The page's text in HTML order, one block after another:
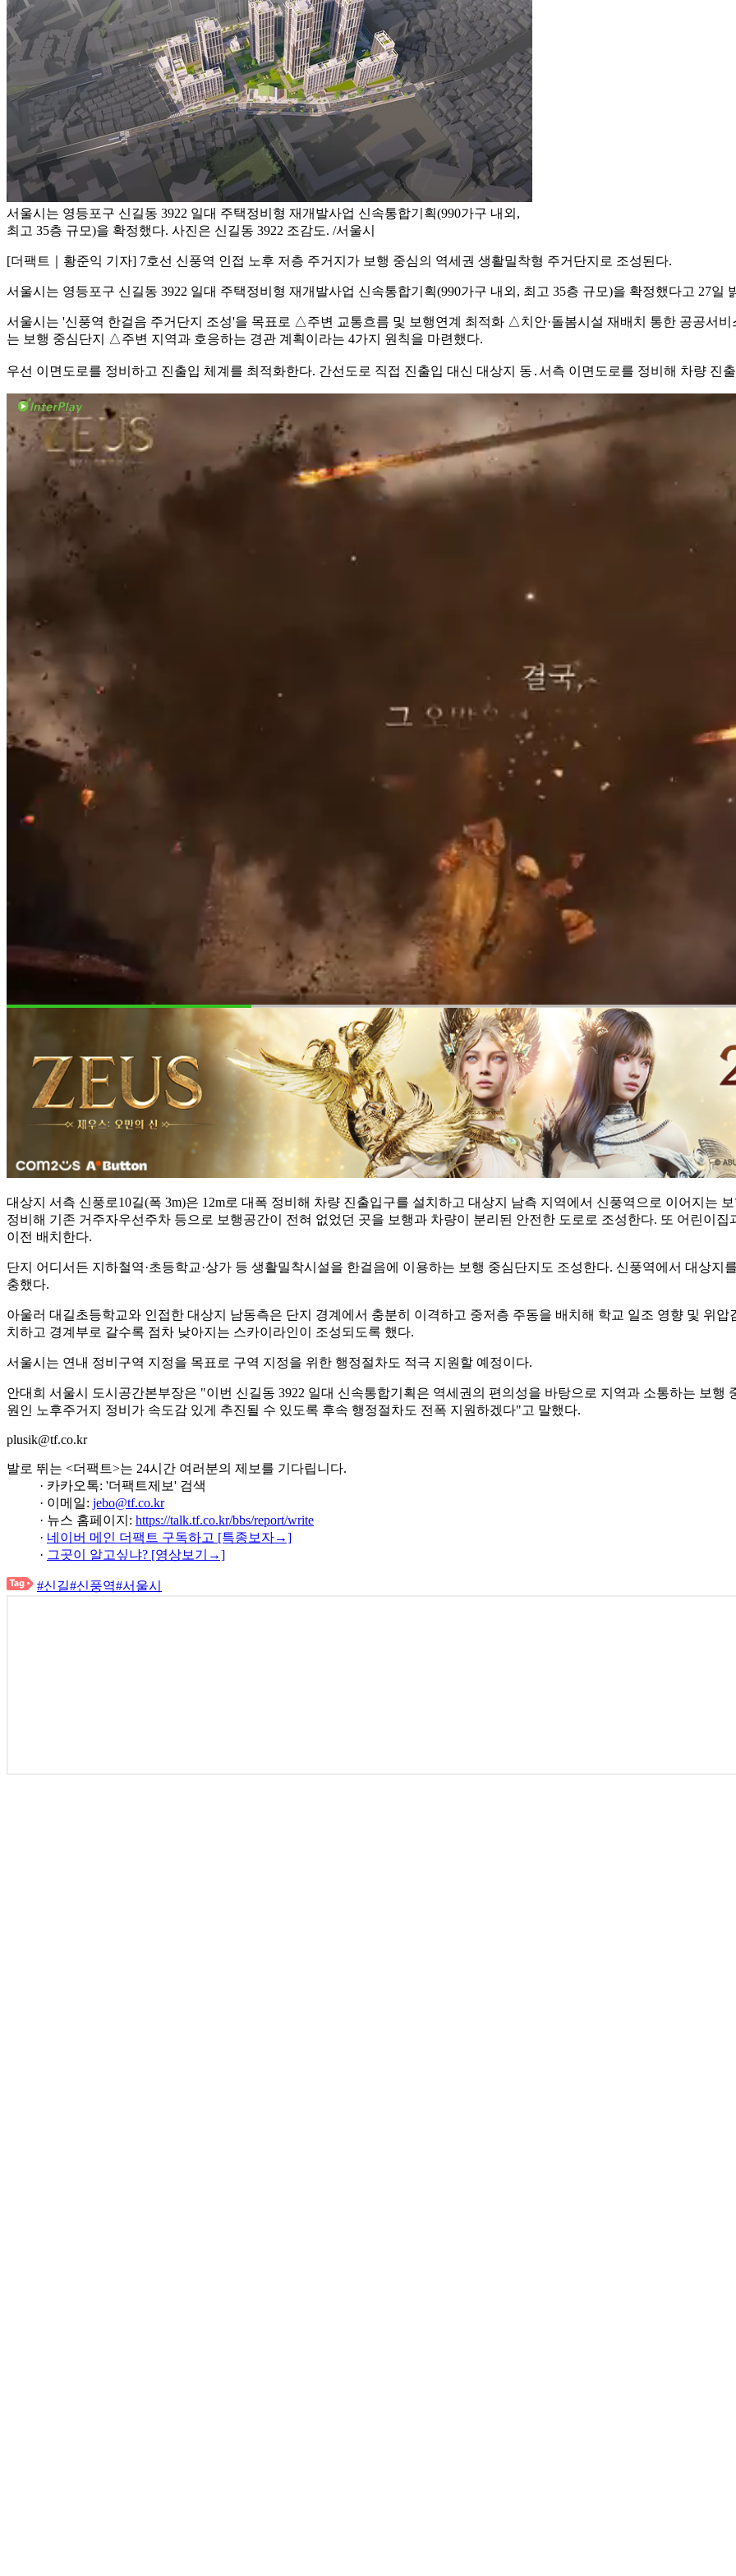
서울시는 영등포구 신길동 3922 일대 주택정비형 재개발사업 신속통합기획(990가구 내외,
최고 35층 규모)을 확정했다. 사진은 신길동 3922 조감도. /서울시
[더팩트｜황준익 기자] 7호선 신풍역 인접 노후 저층 주거지가 보행 중심의 역세권 생활밀착형 주거단지로 조성된다.
서울시는 영등포구 신길동 3922 일대 주택정비형 재개발사업 신속통합기획(990가구 내외, 최고 35층 규모)을 확정했다고 27일
서울시는 '신풍역 한걸음 주거단지 조성'을 목표로 △주변 교통흐름 및 보행연계 최적화 △치안·돌봄시설 재배치 통한 공공서
는 보행 중심단지 △주변 지역과 호응하는 경관 계획이라는 4가지 원칙을 마련했다.
우선 이면도로를 정비하고 진출입 체계를 최적화한다. 간선도로 직접 진출입 대신 대상지 동․서측 이면도로를 정비해 차량 진
대상지 서측 신풍로10길(폭 3m)은 12m로 대폭 정비해 차량 진출입구를 설치하고 대상지 남측 지역에서 신풍역으로 이어지는
정비해 기존 거주자우선주차 등으로 보행공간이 전혀 없었던 곳을 보행과 차량이 분리된 안전한 도로로 조성한다. 또 어린이
이전 배치한다.
단지 어디서든 지하철역·초등학교·상가 등 생활밀착시설을 한걸음에 이용하는 보행 중심단지도 조성한다. 신풍역에서 대상
충했다.
아울러 대길초등학교와 인접한 대상지 남동측은 단지 경계에서 충분히 이격하고 중저층 주동을 배치해 학교 일조 영향 및 위
치하고 경계부로 갈수록 점차 낮아지는 스카이라인이 조성되도록 했다.
서울시는 연내 정비구역 지정을 목표로 구역 지정을 위한 행정절차도 적극 지원할 예정이다.
안대희 서울시 도시공간본부장은 "이번 신길동 3922 일대 신속통합기획은 역세권의 편의성을 바탕으로 지역과 소통하는 보
원인 노후주거지 정비가 속도감 있게 추진될 수 있도록 후속 행정절차도 전폭 지원하겠다"고 말했다.
plusik@tf.co.kr
발로 뛰는 <더팩트>는 24시간 여러분의 제보를 기다립니다.
· 카카오톡: '더팩트제보' 검색
· 이메일: jebo@tf.co.kr
· 뉴스 홈페이지: https://talk.tf.co.kr/bbs/report/write
· 네이버 메인 더팩트 구독하고 [특종보자→]
· 그곳이 알고싶냐? [영상보기→]
#신길#신풍역#서울시